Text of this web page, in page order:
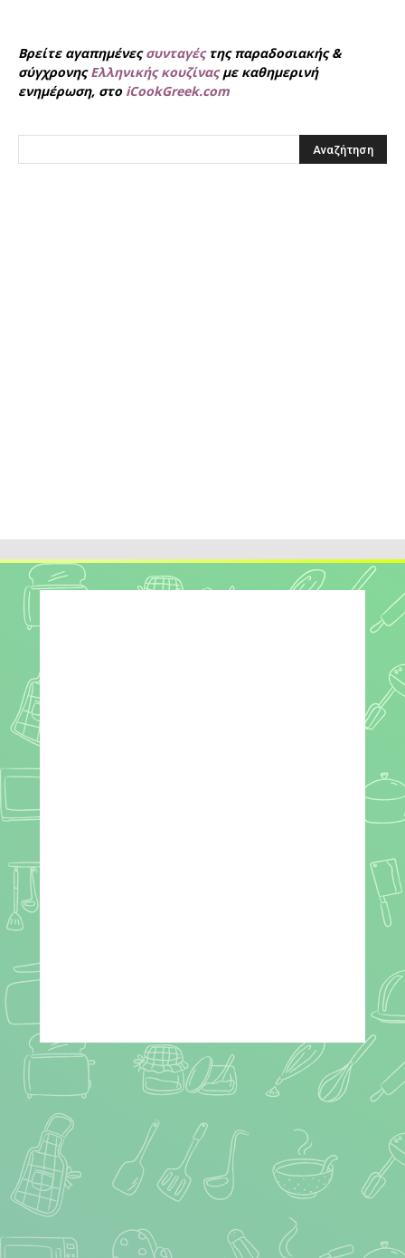
Βρείτε αγαπημένεςσυνταγέςτης παραδοσιακής &
σύγχρονηςΕλληνικής κουζίναςμε καθημερινή
ενημέρωση, στο iCookGreek.com